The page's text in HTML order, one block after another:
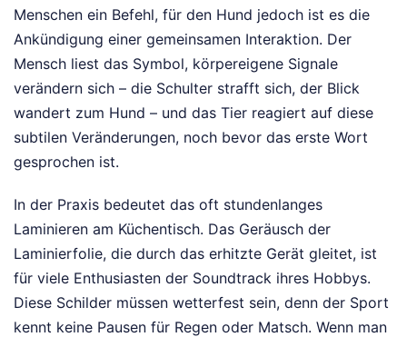
Menschen ein Befehl, für den Hund jedoch ist es die
Ankündigung einer gemeinsamen Interaktion. Der
Mensch liest das Symbol, körpereigene Signale
verändern sich – die Schulter strafft sich, der Blick
wandert zum Hund – und das Tier reagiert auf diese
subtilen Veränderungen, noch bevor das erste Wort
gesprochen ist.
In der Praxis bedeutet das oft stundenlanges
Laminieren am Küchentisch. Das Geräusch der
Laminierfolie, die durch das erhitzte Gerät gleitet, ist
für viele Enthusiasten der Soundtrack ihres Hobbys.
Diese Schilder müssen wetterfest sein, denn der Sport
kennt keine Pausen für Regen oder Matsch. Wenn man